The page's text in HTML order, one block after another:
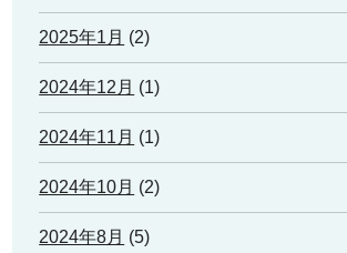
2025年1月 (2)
2024年12月 (1)
2024年11月 (1)
2024年10月 (2)
2024年8月 (5)